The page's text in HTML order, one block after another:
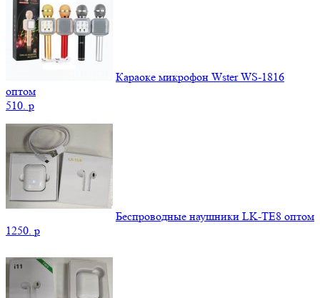
Караоке микрофон Wster WS-1816
оптом
510. p
Беспроводные наушники LK-TE8 оптом
1250. p